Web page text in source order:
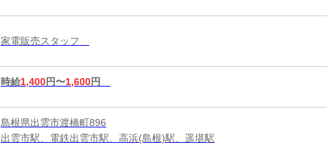
家電販売スタッフ
時給1,400円〜1,600円
島根県出雲市渡橋町896
出雲市駅、電鉄出雲市駅、高浜(島根)駅、遥堪駅